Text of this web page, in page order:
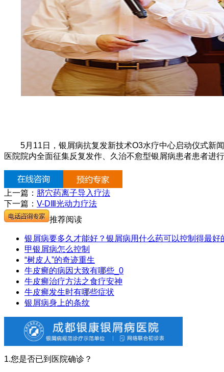
5月11日，银屑病抗复发新技术O3水疗中心启动仪式新
医院院内全面征集反复发作、久治不愈型银屑病患者患者进行
上一篇： 脐穴药离子导入疗法
下一篇： V-DⅢ光动力疗法
推荐阅读
银屑病要多久才能好？银屑病用什么药可以控制得最好
甲银屑病怎么控制
“树皮人”的奇迹重生
牛皮癣的病因大致有哪些_0
牛皮癣治疗方法之食疗安神
牛皮癣发生时有哪些症状
银屑病身上的条纹
1.您是否已到医院确诊？